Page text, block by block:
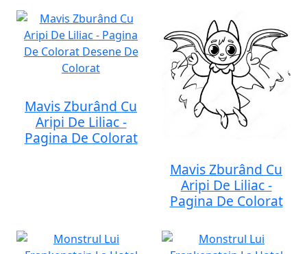
Mavis Zburând Cu
Aripi De Liliac -
Pagina De Colorat
Mavis Zburând Cu
Aripi De Liliac -
Pagina De Colorat